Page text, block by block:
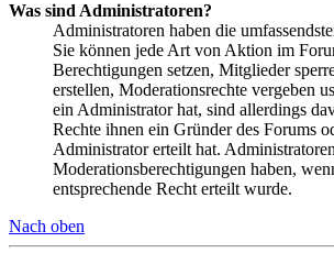
Was sind Administratoren?
Administratoren haben die
Sie können jede Art von Aktion im
Berechtigungen setzen, Mitglieder
erstellen, Moderationsrechte vergeben
ein Administrator hat, sind allerdings
Rechte ihnen ein Gründer des Forums
Administrator erteilt hat.
Moderationsberechtigungen haben,
entsprechende Recht erteilt wurde.
Nach oben